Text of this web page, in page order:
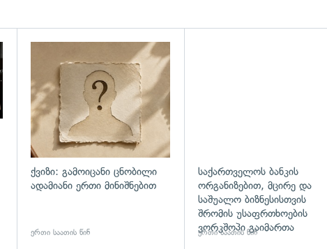
ქვიზი: გამოიცანი ცნობილი
ადამიანი ერთი მინიშნებით
ერთი საათის წინ
საქართველოს ბანკის
ორგანიზებით, მცირე და
საშუალო ბიზნესისთვის
შრომის უსაფრთხოების
ვორკშოპი გაიმართა
ერთი საათის წინ